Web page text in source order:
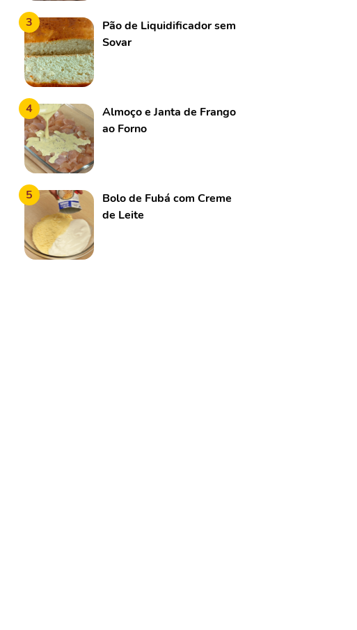
3
Pão de Liquidificador sem
Sovar
4
Almoço e Janta de Frango
ao Forno
5
Bolo de Fubá com Creme
de Leite